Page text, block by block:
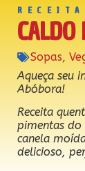
RECEITA
Sopas,
Aqueça seu
Abóbora!
Receita
pimentas do
canela
delicioso,